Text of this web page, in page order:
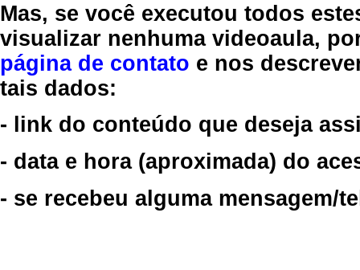
Mas, se você executou todos
visualizar nenhuma videoaula,
página de contato e nos
tais dados:
- link do conteúdo que deseja
- data e hora (aproximada) do
- se recebeu alguma mensagem/